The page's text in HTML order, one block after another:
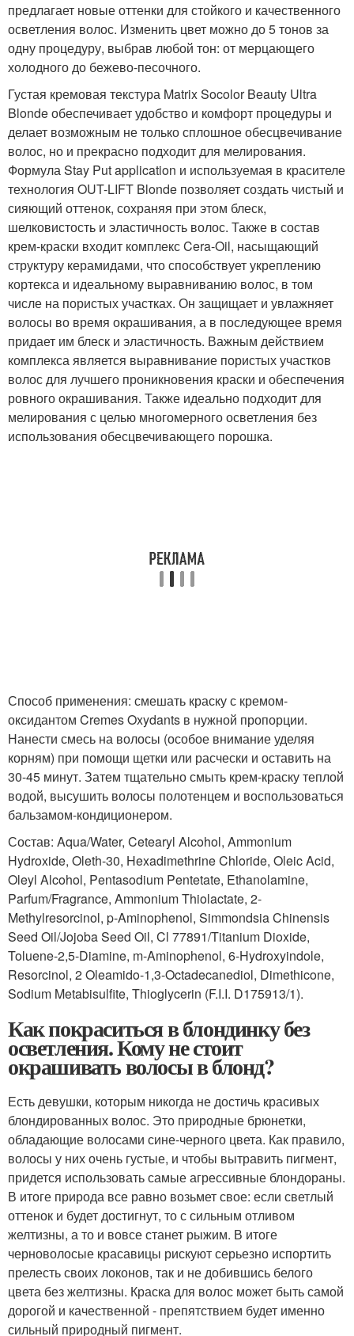
предлагает новые оттенки для стойкого и качественного
осветления волос. Изменить цвет можно до 5 тонов за
одну процедуру, выбрав любой тон: от мерцающего
холодного до бежево-песочного.
Густая кремовая текстура Matrix Socolor Beauty Ultra
Blonde обеспечивает удобство и комфорт процедуры и
делает возможным не только сплошное обесцвечивание
волос, но и прекрасно подходит для мелирования.
Формула Stay Put application и используемая в красителе
технология OUT-LIFT Blonde позволяет создать чистый и
сияющий оттенок, сохраняя при этом блеск,
шелковистость и эластичность волос. Также в состав
крем-краски входит комплекс Cera-Oil, насыщающий
структуру керамидами, что способствует укреплению
кортекса и идеальному выравниванию волос, в том
числе на пористых участках. Он защищает и увлажняет
волосы во время окрашивания, а в последующее время
придает им блеск и эластичность. Важным действием
комплекса является выравнивание пористых участков
волос для лучшего проникновения краски и обеспечения
ровного окрашивания. Также идеально подходит для
мелирования с целью многомерного осветления без
использования обесцвечивающего порошка.
Способ применения: смешать краску с кремом-
оксидантом Cremes Oxydants в нужной пропорции.
Нанести смесь на волосы (особое внимание уделяя
корням) при помощи щетки или расчески и оставить на
30-45 минут. Затем тщательно смыть крем-краску теплой
водой, высушить волосы полотенцем и воспользоваться
бальзамом-кондиционером.
Состав: Aqua/Water, Cetearyl Alcohol, Ammonium
Hydroxide, Oleth-30, Hexadimethrine Chloride, Oleic Acid,
Oleyl Alcohol, Pentasodium Pentetate, Ethanolamine,
Parfum/Fragrance, Ammonium Thiolactate, 2-
Methylresorcinol, p-Aminophenol, Simmondsia Chinensis
Seed Oil/Jojoba Seed Oil, Cl 77891/Titanium Dioxide,
Toluene-2,5-Diamine, m-Aminophenol, 6-Hydroxyindole,
Resorcinol, 2 Oleamido-1,3-Octadecanediol, Dimethicone,
Sodium Metabisulfite, Thioglycerin (F.I.I. D175913/1).
Как покраситься в блондинку без
осветления. Кому не стоит
окрашивать волосы в блонд?
Есть девушки, которым никогда не достичь красивых
блондированных волос. Это природные брюнетки,
обладающие волосами сине-черного цвета. Как правило,
волосы у них очень густые, и чтобы вытравить пигмент,
придется использовать самые агрессивные блондораны.
В итоге природа все равно возьмет свое: если светлый
оттенок и будет достигнут, то с сильным отливом
желтизны, а то и вовсе станет рыжим. В итоге
черноволосые красавицы рискуют серьезно испортить
прелесть своих локонов, так и не добившись белого
цвета без желтизны. Краска для волос может быть самой
дорогой и качественной - препятствием будет именно
сильный природный пигмент.